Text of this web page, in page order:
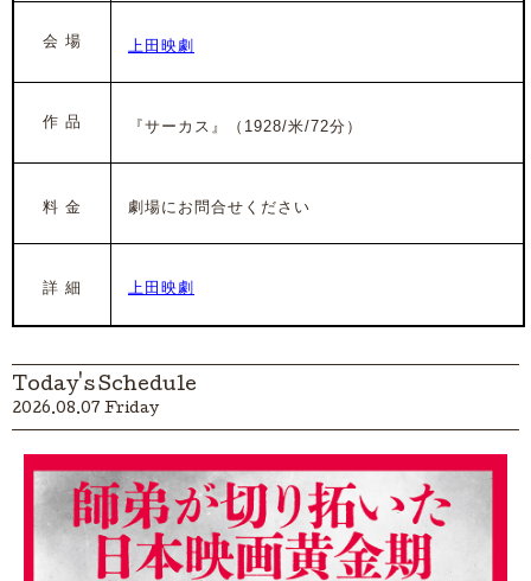
会 場 上田映劇
作 品 『サーカス』（1928/米/72分）
料 金 劇場にお問合せください
詳 細 上田映劇
Today's Schedule
2026.08.07 Friday